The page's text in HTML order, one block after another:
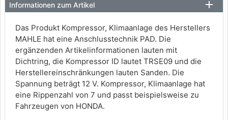
Informationen zum Artikel
Das Produkt Kompressor, Klimaanlage des Herstellers
MAHLE hat eine Anschlusstechnik PAD. Die
ergänzenden Artikelinformationen lauten mit
Dichtring, die Kompressor ID lautet TRSE09 und die
Herstellereinschränkungen lauten Sanden. Die
Spannung beträgt 12 V. Kompressor, Klimaanlage hat
eine Rippenzahl von 7 und passt beispielsweise zu
Fahrzeugen von HONDA.